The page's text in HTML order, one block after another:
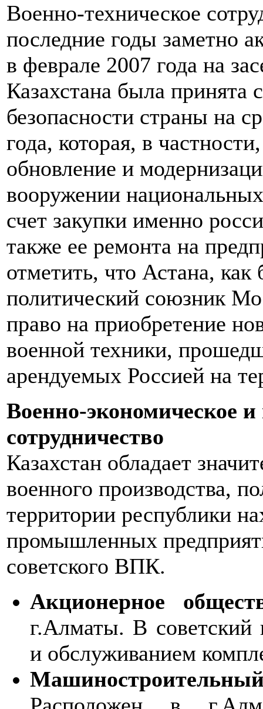
Военно-техническое
последние годы заметно
в феврале 2007 года на
Казахстана была принята
безопасности страны на
года, которая, в
обновление и
вооружении
счет закупки именно
также ее ремонта на
отметить, что Астана,
политический союзник
право на приобретение
военной техники,
арендуемых Россией на
Военно-экономическое и
сотрудничество
Казахстан обладает
военного производства,
территории республики
промышленных
советского ВПК.
Акционерное
г.Алматы. В советский
и обслуживанием